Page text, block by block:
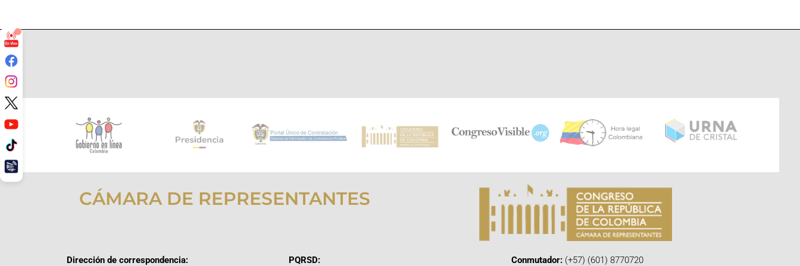
CÁMARA DE REPRESENTANTES
Dirección de correspondencia: PQRSD: Conmutador:(+57) (601) 8770720